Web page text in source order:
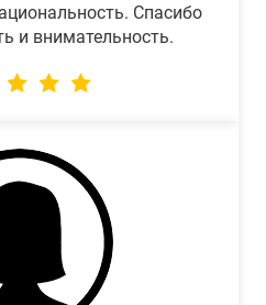
Спасибо
и внимательность.